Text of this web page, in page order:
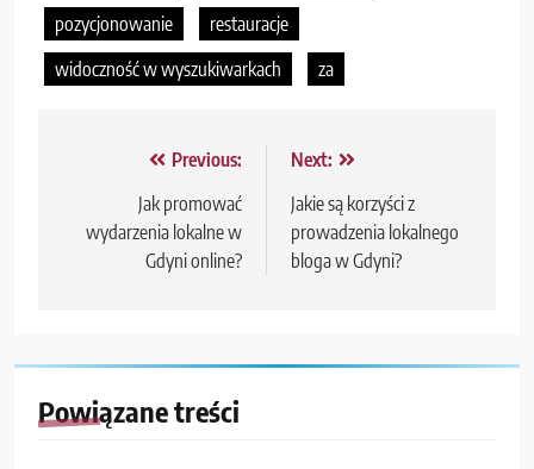
pozycjonowanie
restauracje
widoczność w wyszukiwarkach
za
NawigacjaPrevious:
Jak promować
wydarzenia lokalne w
Gdyni online?
Next:
Jakie są korzyści z
prowadzenia lokalnego
bloga w Gdyni?
Powiązane treści